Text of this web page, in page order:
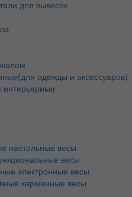
для вывесок
одежды и аксессуаров)
интерьерные
настольные весы
весы
электронные весы
карманные весы